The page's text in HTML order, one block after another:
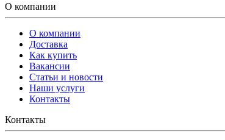
О компании
О компании
Доставка
Как купить
Вакансии
Статьи и новости
Наши услуги
Контакты
Контакты